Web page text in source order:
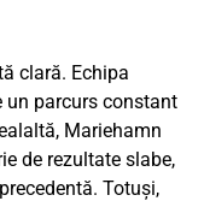
clară. Echipa
un parcurs constant
Mariehamn
de rezultate slabe,
Totuși,